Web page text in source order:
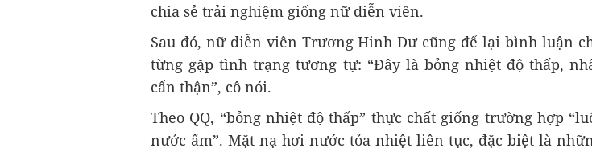
chia sẻ trải nghiệm giống nữ diễn viên.
Sau đó, nữ diễn viên Trương Hinh Dư cũng để lại bình luận
từng gặp tình trạng tương tự: “Đây là bỏng nhiệt độ thấp,
cẩn thận”, cô nói.
Theo QQ, “bỏng nhiệt độ thấp” thực chất giống trường hợp
nước ấm”. Mặt nạ hơi nước tỏa nhiệt liên tục, đặc biệt là